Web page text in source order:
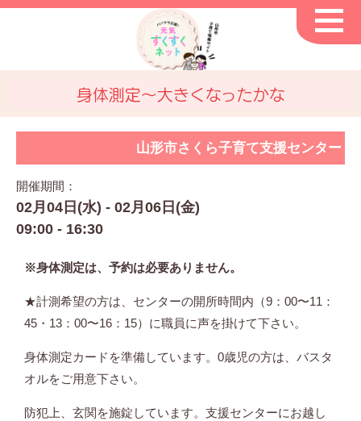
身体測定～大きくなったかな
山形市さくら子育て支援センター
開催期間：
02月04日(水) - 02月06日(金)
09:00 - 16:30
※身体測定は、予約は必要ありません。
★計測希望の方は、センターの開所時間内（9：00〜11：
45・13：00〜16：15）に職員に声を掛けて下さい。
身体測定カードを準備しています。0歳児の方は、バスタ
オルをご用意下さい。
防犯上、玄関を施錠しています。支援センターにお越し